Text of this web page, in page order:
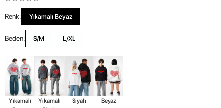
Renk: Yıkamalı Beyaz
Beden: S/M L/XL
Yıkamalı
Yıkamalı
Siyah Beyaz